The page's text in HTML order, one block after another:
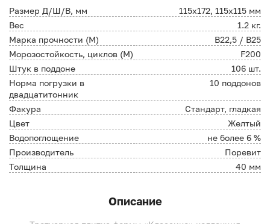
Размер Д/Ш/В, мм
115х172, 115х115 мм
Вес
1.2 кг.
Марка прочности (М)
В22,5 / B25
Морозостойкость, циклов (М)
F200
Штук в поддоне
106 шт.
Норма погрузки в
двадцатитонник
10 поддонов
Факура
Стандарт, гладкая
Цвет
Желтый
Водопоглощение
не более 6 %
Производитель
Поревит
Толщина
40 мм
Описание